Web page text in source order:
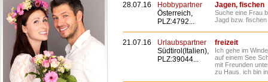
28.07.16
Hobbypartner
Österreich,
PLZ:4792...
Jagen, fischen
Suche eine Frau
Jagd bzw. fischen
21.07.16
Urlaubspartner
Südtirol(Italien),
PLZ:39044...
freizeit
Ich gehe im
auf einem See
mit Freunden
zu Haus. ich bin